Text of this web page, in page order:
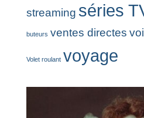
streaming séries
buteurs ventes directes
Volet roulant voyage